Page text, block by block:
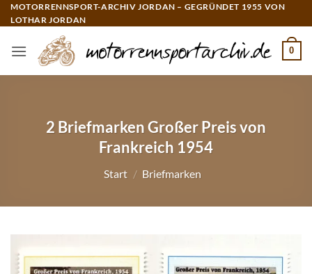
Zum
Inhalt
MOTORRENNSPORT-ARCHIV JORDAN – GEGRÜNDET 1955 VON
LOTHAR JORDAN
0
2 Briefmarken Großer Preis von
Frankreich 1954
Start / Briefmarken